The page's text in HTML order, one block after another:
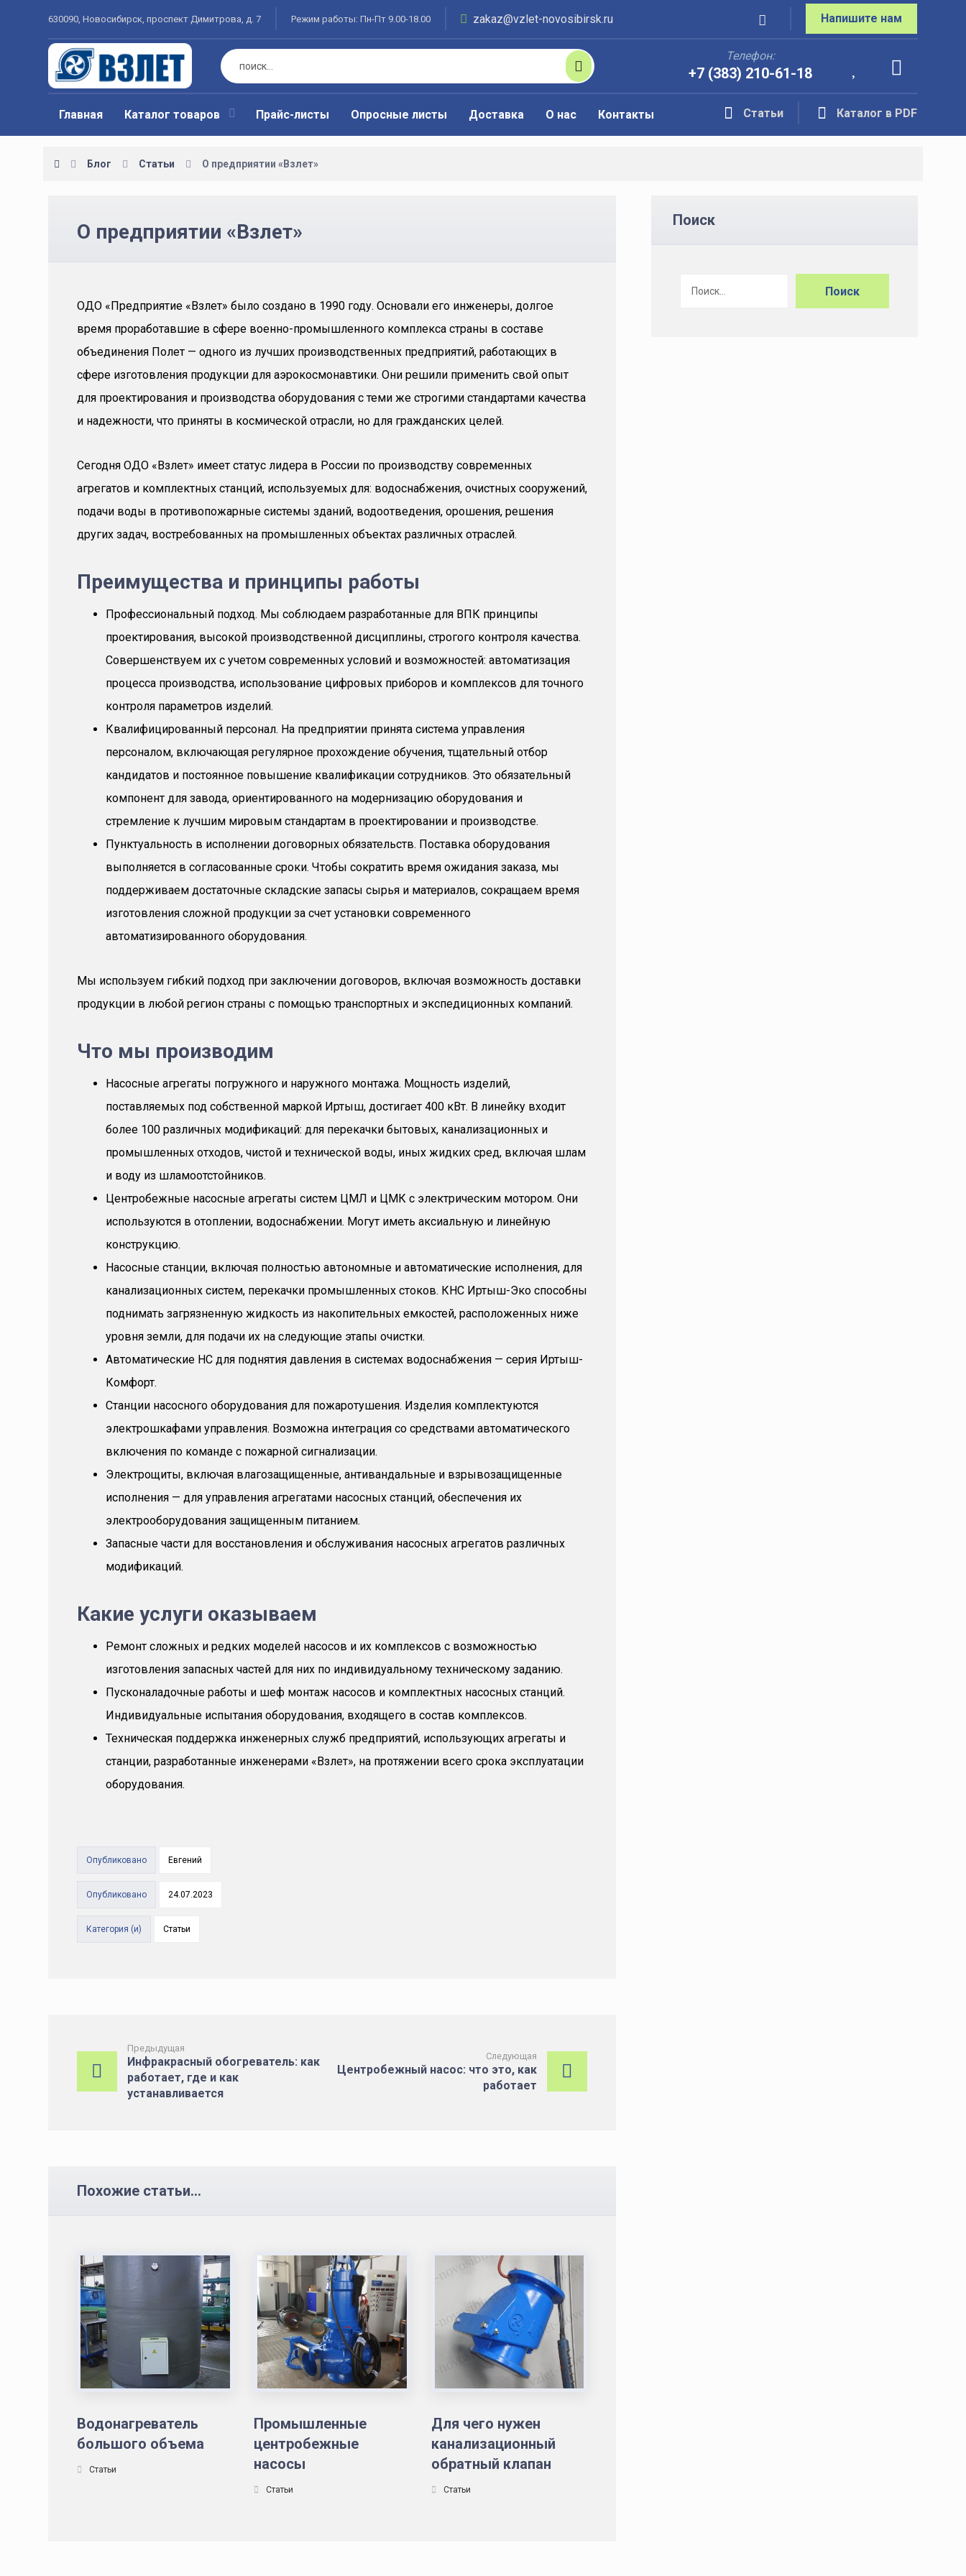
630090, Новосибирск, проспект Димитрова, д. 7 Режим работы: Пн-Пт 9.00-18.00 zakaz@vzlet-novosibirsk.ru Напишите нам
Телефон:
+7 (383) 210-61-18
Главная Каталог товаров Прайс-листы Опросные листы Доставка О нас Контакты Каталог в PDF
Статьи
Блог Статьи О предприятии «Взлет»
О предприятии «Взлет»
ОДО «Предприятие «Взлет» было создано в 1990 году. Основали его инженеры, долгое
время проработавшие в сфере военно-промышленного комплекса страны в составе
объединения Полет — одного из лучших производственных предприятий, работающих в
сфере изготовления продукции для аэрокосмонавтики. Они решили применить свой опыт
для проектирования и производства оборудования с теми же строгими стандартами качества
и надежности, что приняты в космической отрасли, но для гражданских целей.
Сегодня ОДО «Взлет» имеет статус лидера в России по производству современных
агрегатов и комплектных станций, используемых для: водоснабжения, очистных сооружений,
подачи воды в противопожарные системы зданий, водоотведения, орошения, решения
других задач, востребованных на промышленных объектах различных отраслей.
Преимущества и принципы работы
Профессиональный подход. Мы соблюдаем разработанные для ВПК принципы
проектирования, высокой производственной дисциплины, строгого контроля качества.
Совершенствуем их с учетом современных условий и возможностей: автоматизация
процесса производства, использование цифровых приборов и комплексов для точного
контроля параметров изделий.
Квалифицированный персонал. На предприятии принята система управления
персоналом, включающая регулярное прохождение обучения, тщательный отбор
кандидатов и постоянное повышение квалификации сотрудников. Это обязательный
компонент для завода, ориентированного на модернизацию оборудования и
стремление к лучшим мировым стандартам в проектировании и производстве.
Пунктуальность в исполнении договорных обязательств. Поставка оборудования
выполняется в согласованные сроки. Чтобы сократить время ожидания заказа, мы
поддерживаем достаточные складские запасы сырья и материалов, сокращаем время
изготовления сложной продукции за счет установки современного
автоматизированного оборудования.
Мы используем гибкий подход при заключении договоров, включая возможность доставки
продукции в любой регион страны с помощью транспортных и экспедиционных компаний.
Что мы производим
Насосные агрегаты погружного и наружного монтажа. Мощность изделий,
поставляемых под собственной маркой Иртыш, достигает 400 кВт. В линейку входит
более 100 различных модификаций: для перекачки бытовых, канализационных и
промышленных отходов, чистой и технической воды, иных жидких сред, включая шлам
и воду из шламоотстойников.
Центробежные насосные агрегаты систем ЦМЛ и ЦМК с электрическим мотором. Они
используются в отоплении, водоснабжении. Могут иметь аксиальную и линейную
конструкцию.
Насосные станции, включая полностью автономные и автоматические исполнения, для
канализационных систем, перекачки промышленных стоков. КНС Иртыш-Эко способны
поднимать загрязненную жидкость из накопительных емкостей, расположенных ниже
уровня земли, для подачи их на следующие этапы очистки.
Автоматические НС для поднятия давления в системах водоснабжения — серия Иртыш-
Комфорт.
Станции насосного оборудования для пожаротушения. Изделия комплектуются
электрошкафами управления. Возможна интеграция со средствами автоматического
включения по команде с пожарной сигнализации.
Электрощиты, включая влагозащищенные, антивандальные и взрывозащищенные
исполнения — для управления агрегатами насосных станций, обеспечения их
электрооборудования защищенным питанием.
Запасные части для восстановления и обслуживания насосных агрегатов различных
модификаций.
Какие услуги оказываем
Ремонт сложных и редких моделей насосов и их комплексов с возможностью
изготовления запасных частей для них по индивидуальному техническому заданию.
Пусконаладочные работы и шеф монтаж насосов и комплектных насосных станций.
Индивидуальные испытания оборудования, входящего в состав комплексов.
Техническая поддержка инженерных служб предприятий, использующих агрегаты и
станции, разработанные инженерами «Взлет», на протяжении всего срока эксплуатации
оборудования.
Опубликовано Евгений
Опубликовано 24.07.2023
Категория (и) Статьи
Предыдущая
Инфракрасный обогреватель: как
работает, где и как
устанавливается
Следующая
Центробежный насос: что это, как
работает
Похожие статьи...
Водонагреватель
большого объема
Статьи
Промышленные
центробежные
насосы
Статьи
Для чего нужен
канализационный
обратный клапан
Статьи
Поиск
Поиск